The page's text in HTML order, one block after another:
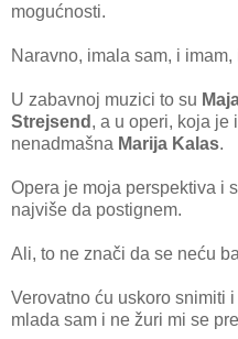
mogućnosti.
Naravno, imala sam, i imam,
U zabavnoj muzici to su
Strejsend , a u operi, koja je
nenadmašna Marija Kalas.
Opera je moja perspektiva i
najviše da postignem.
Ali, to ne znači da se neću
Verovatno ću uskoro snimiti
mlada sam i ne žuri mi se